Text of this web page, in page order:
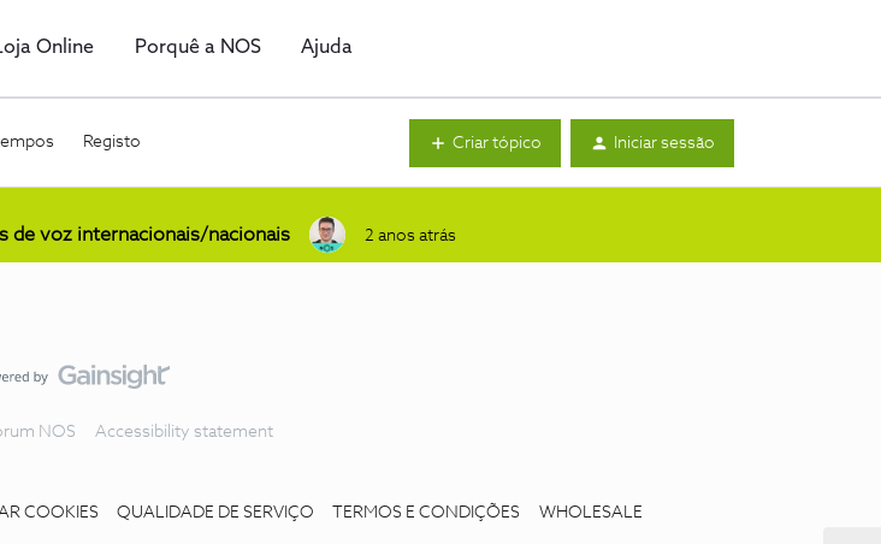
Online Porquê a NOS Ajuda
Registo Criar tópico Iniciar sessão
de voz internacionais/nacionais 2 anos atrás
NOS Accessibility statement
COOKIES QUALIDADE DE SERVIÇO TERMOS E CONDIÇÕES WHOLESALE